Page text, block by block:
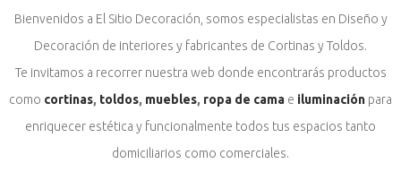
Bienvenidos a El Sitio Decoración, somos especialistas en Diseño y
Decoración de interiores y fabricantes de Cortinas y Toldos.
Te invitamos a recorrer nuestra web donde encontrarás productos
como cortinas, toldos, muebles, ropa de cama e iluminación para
enriquecer estética y funcionalmente todos tus espacios tanto
domiciliarios como comerciales.